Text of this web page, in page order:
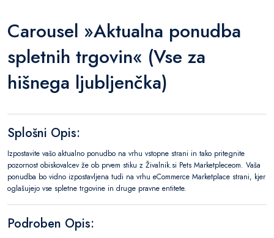
Carousel »Aktualna ponudba
spletnih trgovin« (Vse za
hišnega ljubljenčka)
Splošni Opis:
Izpostavite vašo aktualno ponudbo na vrhu vstopne strani in tako pritegnite
pozornost obiskovalcev že ob prvem stiku z Živalnik.si Pets Marketpleceom. Vaša
ponudba bo vidno izpostavljena tudi na vrhu eCommerce Marketplace strani, kjer
oglašujejo vse spletne trgovine in druge pravne entitete.
Podroben Opis: